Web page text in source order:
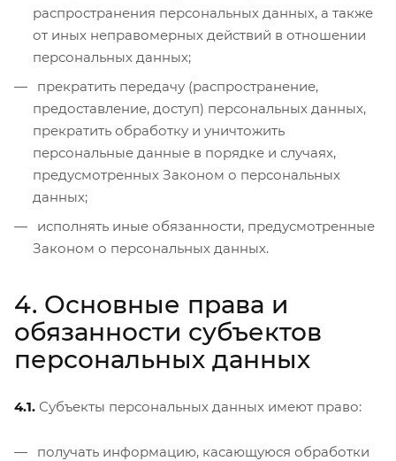
распространения персональных данных, а также
от иных неправомерных действий в отношении
персональных данных;
прекратить передачу (распространение,
предоставление, доступ) персональных данных,
прекратить обработку и уничтожить
персональные данные в порядке и случаях,
предусмотренных Законом о персональных
данных;
исполнять иные обязанности, предусмотренные
Законом о персональных данных.
4. Основные права и
обязанности субъектов
персональных данных
4.1. Субъекты персональных данных имеют право:
получать информацию, касающуюся обработки